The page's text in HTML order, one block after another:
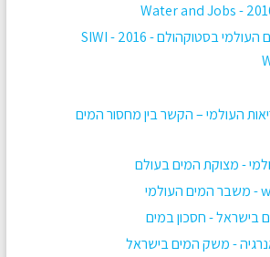
העולמי – הקשר בין מחסור המים
- מצוקת המים בעולם
בישראל - חסכון במים
- משק המים בישראל
דו"ח ארגון המים העולמי בסטוקהולם - 2016 - SIWI